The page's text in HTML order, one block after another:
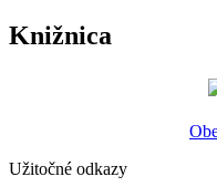
Knižnica
Užitočné odkazy